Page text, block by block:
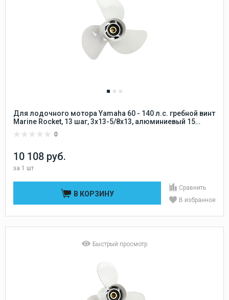
Для лодочного мотора Yamaha 60 - 140 л.с. гребной винт
Marine Rocket, 13 шаг, 3x13-5/8x13, алюминиевый 15
0
10 108 руб.
за 1 шт
В КОРЗИНУ
Сравнить
В избранное
Быстрый просмотр